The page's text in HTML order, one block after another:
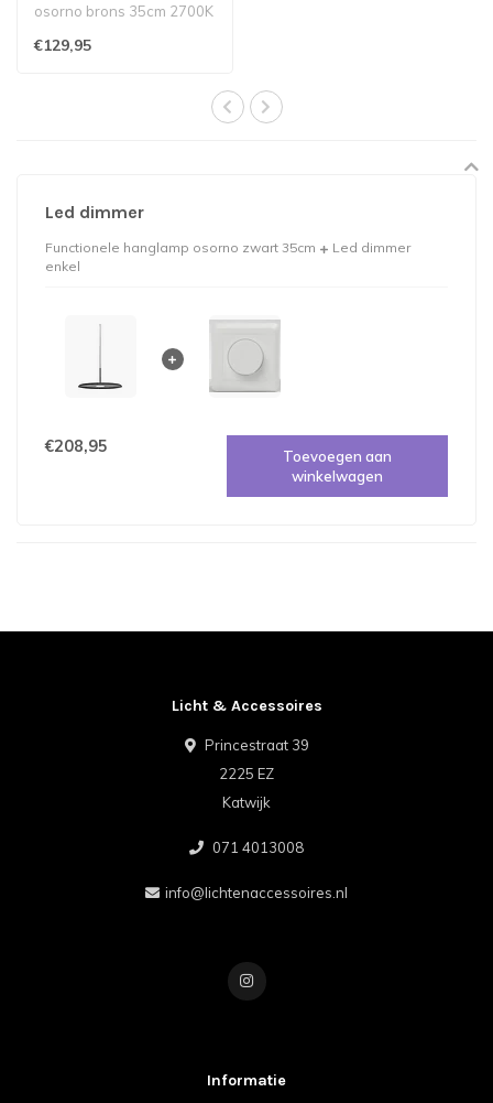
osorno brons 35cm 2700K
7w 960Lumen extern
€129,95
Led dimmer
Functionele hanglamp osorno zwart 35cm
Led dimmer
enkel
€208,95
Toevoegen aan
winkelwagen
Licht & Accessoires
Princestraat 39
2225 EZ
Katwijk
071 4013008
info@lichtenaccessoires.nl
Informatie